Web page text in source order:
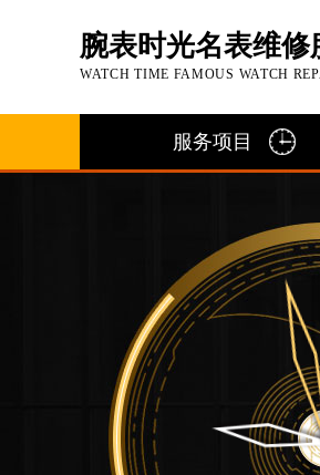
腕表时光名表维修
WATCH TIME FAMOUS WATCH
服务项目